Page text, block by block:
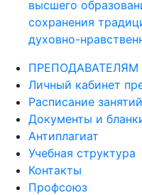
высшего
сохранения
духовно-
ПРЕПОДАВАТЕЛЯМ
Личный кабинет
Расписание занятий
Документы и
Антиплагиат
Учебная структура
Контакты
Профсоюз